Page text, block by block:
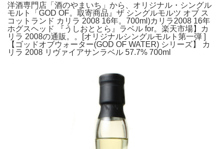
洋酒専門店「酒のやまいち」から、オリジナル・シングル
モルト「GOD OF。取寄商品』ザ シングルモルツ オブ ス
コットランド カリラ 2008 16年。700ml)カリラ2008 16年
ホグスヘッド 『うしおととら』ラベル for。楽天市場】カ
リラ 2008の通販。。[オリジナルシングルモルト第一弾 ]
【ゴッドオブウォーター(GOD OF WATER) シリーズ】 カ
リラ 2008 リヴァイアサンラベル 57.7% 700ml